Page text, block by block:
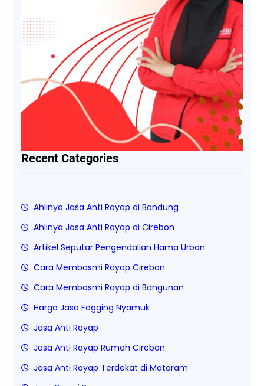
Recent Categories
Ahlinya Jasa Anti Rayap di Bandung
Ahlinya Jasa Anti Rayap di Cirebon
Artikel Seputar Pengendalian Hama Urban
Cara Membasmi Rayap Cirebon
Cara Membasmi Rayap di Bangunan
Harga Jasa Fogging Nyamuk
Jasa Anti Rayap
Jasa Anti Rayap Rumah Cirebon
Jasa Anti Rayap Terdekat di Mataram